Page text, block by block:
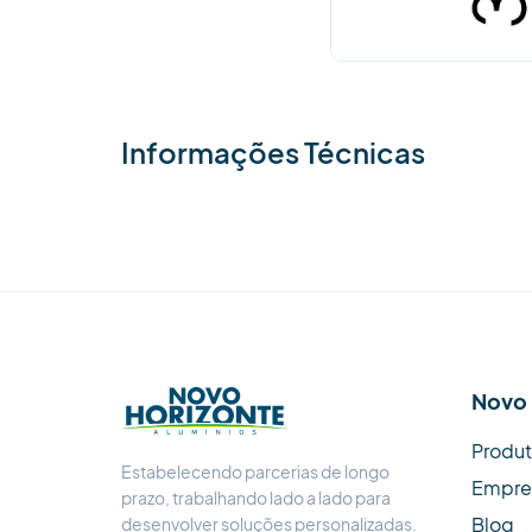
Informações Técnicas
Estabelecendo parcerias de longo
prazo, trabalhando lado a lado para
desenvolver soluções personalizadas.
Blog